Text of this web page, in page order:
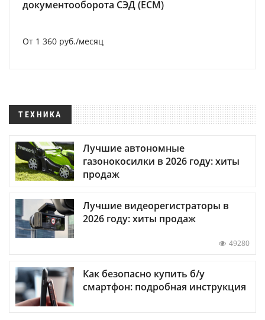
документооборота СЭД (ECM)
От 1 360 руб./месяц
ТЕХНИКА
Лучшие автономные
газонокосилки в 2026 году: хиты
продаж
Лучшие видеорегистраторы в
2026 году: хиты продаж
49280
Как безопасно купить б/у
смартфон: подробная инструкция